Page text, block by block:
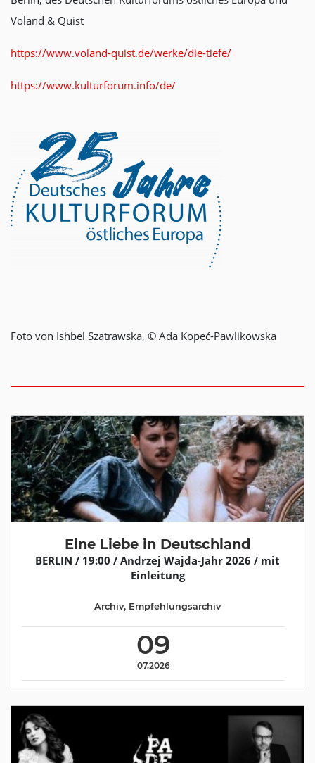
Voland & Quist
https://www.voland-quist.de/werke/die-tiefe/
https://www.kulturforum.info/de/
Foto von Ishbel Szatrawska, © Ada Kopeć-Pawlikowska
Eine Liebe in Deutschland
BERLIN / 19:00 / Andrzej Wajda-Jahr 2026 / mit
Einleitung
09
07.2026
Archiv, Empfehlungsarchiv